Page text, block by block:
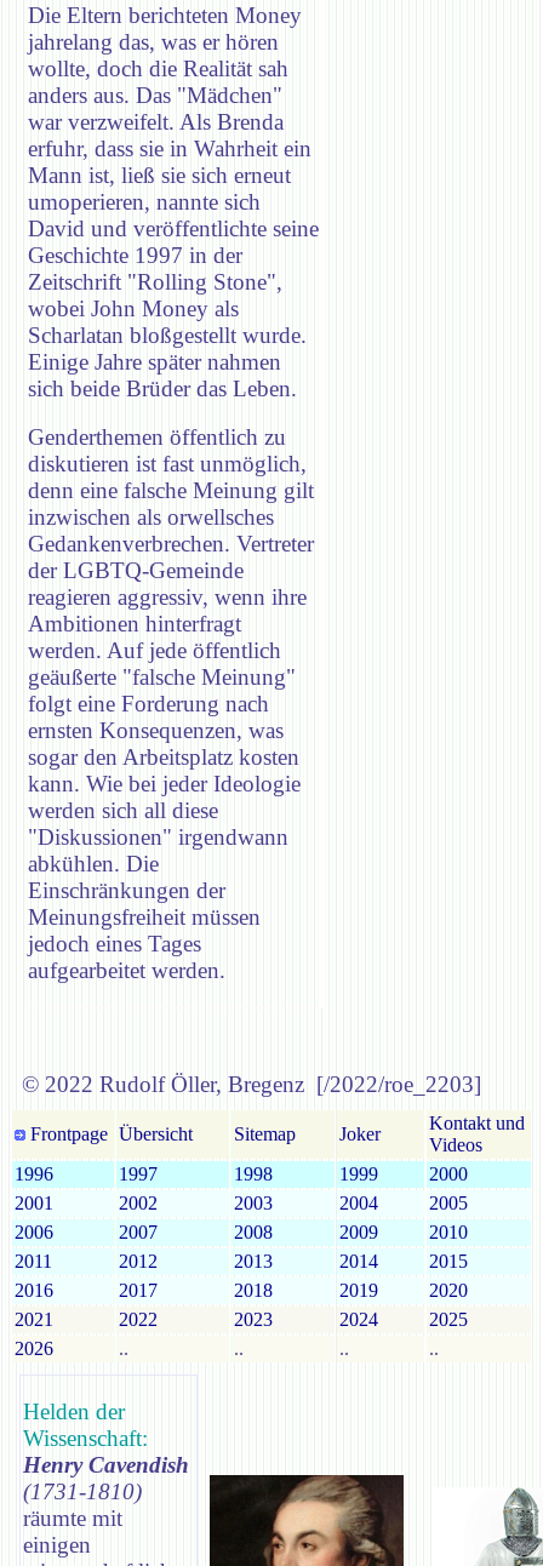
Die Eltern berichteten Money
jahrelang das, was er hören
wollte, doch die Realität sah
anders aus. Das "Mädchen"
war verzweifelt. Als Brenda
erfuhr, dass sie in Wahrheit ein
Mann ist, ließ sie sich erneut
umoperieren, nannte sich
David und veröffentlichte seine
Geschichte 1997 in der
Zeitschrift "Rolling Stone",
wobei John Money als
Scharlatan bloßgestellt wurde.
Einige Jahre später nahmen
sich beide Brüder das Leben.
Genderthemen öffentlich zu
diskutieren ist fast unmöglich,
denn eine falsche Meinung gilt
inzwischen als orwellsches
Gedankenverbrechen. Vertreter
der LGBTQ-Gemeinde
reagieren aggressiv, wenn ihre
Ambitionen hinterfragt
werden. Auf jede öffentlich
geäußerte "falsche Meinung"
folgt eine Forderung nach
ernsten Konsequenzen, was
sogar den Arbeitsplatz kosten
kann. Wie bei jeder Ideologie
werden sich all diese
"Diskussionen" irgendwann
abkühlen. Die
Einschränkungen der
Meinungsfreiheit müssen
jedoch eines Tages
aufgearbeitet werden.
© 2022 Rudolf Öller, Bregenz [/2022/roe_2203]
Frontpage Übersicht Sitemap Joker
Kontakt und
Videos
1996
1997 1998 1999
2000
2001
2002 2003 2004
2005
2006
2007 2008 2009
2010
2011
2012 2013 2014
2015
2016
2017 2018 2019
2020
2021
2022 2023 2024
2025
2026
.. .. .. ..
Helden der
Wissenschaft:
Henry Cavendish
(1731-1810)
räumte mit
einigen